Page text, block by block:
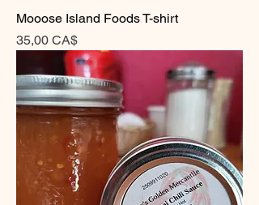
Mooose Island Foods T-shirt
Pris
35,00 CA$